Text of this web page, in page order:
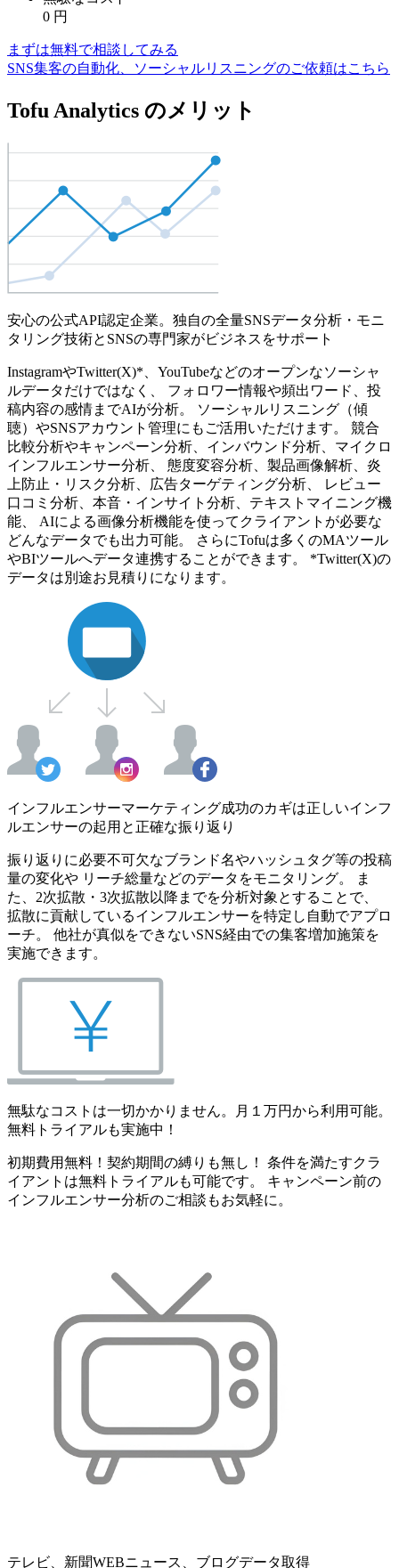
0 円
まずは無料で相談してみる
SNS集客の自動化、ソーシャルリスニングのご依頼はこちら
Tofu Analytics のメリット
安心の公式API認定企業。独自の全量SNSデータ分析・モニ
タリング技術とSNSの専門家がビジネスをサポート
InstagramやTwitter(X)*、YouTubeなどのオープンなソーシャ
ルデータだけではなく、 フォロワー情報や頻出ワード、投
稿内容の感情までAIが分析。 ソーシャルリスニング（傾
聴）やSNSアカウント管理にもご活用いただけます。 競合
比較分析やキャンペーン分析、インバウンド分析、マイクロ
インフルエンサー分析、 態度変容分析、製品画像解析、炎
上防止・リスク分析、広告ターゲティング分析、 レビュー
口コミ分析、本音・インサイト分析、テキストマイニング機
能、 AIによる画像分析機能を使ってクライアントが必要な
どんなデータでも出力可能。 さらにTofuは多くのMAツール
やBIツールへデータ連携することができます。 *Twitter(X)の
データは別途お見積りになります。
インフルエンサーマーケティング成功のカギは正しいインフ
ルエンサーの起用と正確な振り返り
振り返りに必要不可欠なブランド名やハッシュタグ等の投稿
量の変化や リーチ総量などのデータをモニタリング。 ま
た、2次拡散・3次拡散以降までを分析対象とすることで、
拡散に貢献しているインフルエンサーを特定し自動でアプロ
ーチ。 他社が真似をできないSNS経由での集客増加施策を
実施できます。
無駄なコストは一切かかりません。月１万円から利用可能。
無料トライアルも実施中！
初期費用無料！契約期間の縛りも無し！ 条件を満たすクラ
イアントは無料トライアルも可能です。 キャンペーン前の
インフルエンサー分析のご相談もお気軽に。
テレビ、新聞WEBニュース、ブログデータ取得